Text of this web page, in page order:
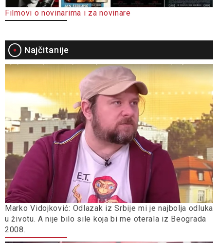
Filmovi o novinarima i za novinare
Najčitanije
Marko Vidojković: Odlazak iz Srbije mi je najbolja odluka
u životu. A nije bilo sile koja bi me oterala iz Beograda
2008.